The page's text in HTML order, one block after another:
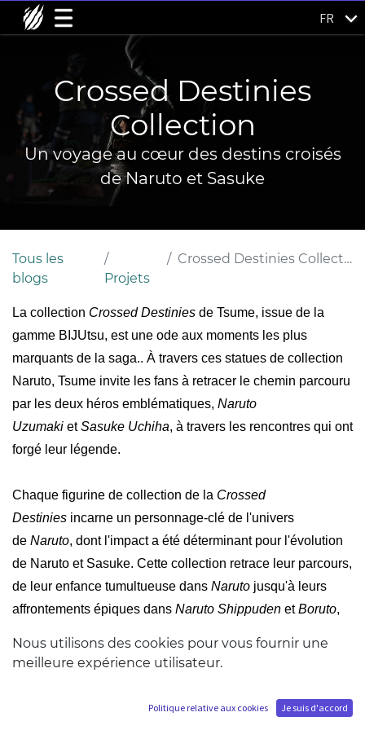
FR
Crossed Destinies
Collection
Un voyage au cœur des destins croisés
de Naruto et Sasuke
Tous les
blogs
Projets
Crossed Destinies Collection
La collection Crossed Destinies de Tsume, issue de la
gamme BIJUtsu, est une ode aux moments les plus
marquants de la saga.. À travers ces statues de collection
Naruto, Tsume invite les fans à retracer le chemin parcouru
par les deux héros emblématiques, Naruto
Uzumaki etSasuke Uchiha, à travers les rencontres qui ont
forgé leur légende.
Chaque figurine de collection de la Crossed
Destinies incarne un personnage-clé de l'univers
de Naruto, dont l'impact a été déterminant pour l'évolution
de Naruto et Sasuke. Cette collection retrace leur parcours,
de leur enfance tumultueuse dans Naruto jusqu'à leurs
affrontements épiques dans Naruto Shippuden etBoruto,
d’émotion, et de confrontation qui ont marqué leur
Nous utilisons des cookies pour vous fournir une
meilleure expérience utilisateur.
Politique relative aux cookies Je suis d'accord